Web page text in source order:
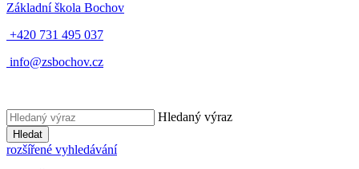
Základní škola Bochov
+420 731 495 037
info@zsbochov.cz
Hledaný výraz
Hledat
rozšířené vyhledávání